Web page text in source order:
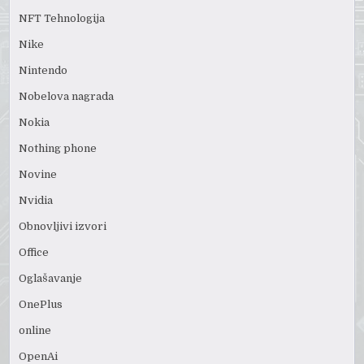
NFT Tehnologija
Nike
Nintendo
Nobelova nagrada
Nokia
Nothing phone
Novine
Nvidia
Obnovljivi izvori
Office
Oglašavanje
OnePlus
online
OpenAi